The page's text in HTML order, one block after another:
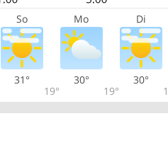
So Mo Di
31°
19°
30°
19°
30°